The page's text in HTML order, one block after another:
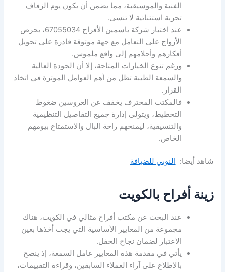
الفنية والموسيقية، مما يضمن أن يكون يوم الزفاف
تجربة استثنائية لا تنسى.
عند اختيار شركة ياسمين الأفراح 67055034، يحرص
الأزواج على التعامل مع جهة موثوقة قادرة على تحويل
أفكارهم وأحلامهم إلى واقع ملموس.
ورغم تنوع الخيارات المتاحة، إلا أن الجودة العالية
والسمعة الطيبة تظل من أهم العوامل المؤثرة في اتخاذ
القرار.
فالمكتب المحترف يخفف عن العروسين ضغوط
التخطيط، ويتولى إدارة جميع التفاصيل التنظيمية
والتنسيقية، ليمنحهم راحة البال والاستمتاع بيومهم
الخاص.
شاهد أيضا: النوبي للضيافة
زينة أفراح بالكويت
عند البحث عن مكتب أفراح مثالي في الكويت، هناك
مجموعة من المعايير الأساسية التي يجب أخذها بعين
الاعتبار لضمان نجاح الحفل.
يأتي في مقدمة هذه المعايير عامل السمعة، إذ ينصح
بالاطلاع على آراء العملاء السابقين، وقراءة التقييمات،